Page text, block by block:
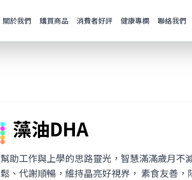
關於我們 購買商品 消費者好評 健康專欄 聯絡我們
藻油DHA
幫助工作與上學的思路靈光，智慧滿滿歲月不
鬆、代謝順暢，維持晶亮好視界， 素食友善，